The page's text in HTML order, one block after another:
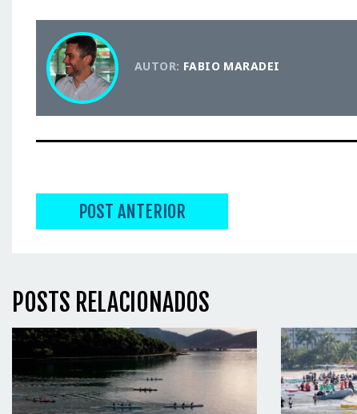
AUTOR: FABIO MARADEI
POST ANTERIOR
POSTS RELACIONADOS